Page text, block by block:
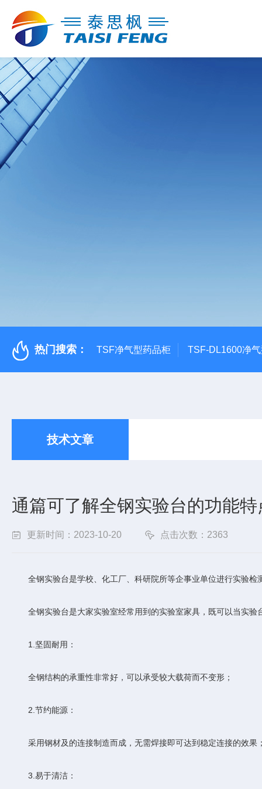
热门搜索： TSF净气型药品柜 TSF-DL1600净
技术文章
通篇可了解全钢实验台的功能特
更新时间：2023-10-20 点击次数：2363
全钢实验台是学校、化工厂、科研院所等企事业单位进行实验检
全钢实验台是大家实验室经常用到的实验室家具，既可以当实验
1.坚固耐用：
全钢结构的承重性非常好，可以承受较大载荷而不变形；
2.节约能源：
采用钢材及的连接制造而成，无需焊接即可达到稳定连接的效果
3.易于清洁：